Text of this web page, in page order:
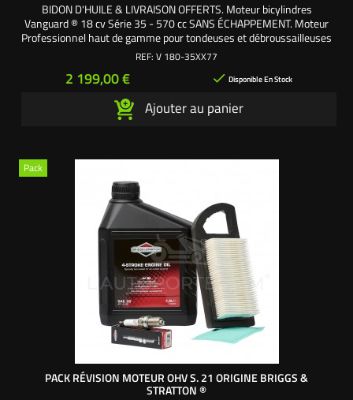
BIDON D'HUILE & LIVRAISON OFFERTS. Moteur bicylindres
Vanguard ® 18 cv Série 35 - 570 cc SANS ÉCHAPPEMENT. Moteur
Professionnel haut de gamme pour tondeuses et débroussailleuses
autoportées. Motorisation OHV (OverHead Valves) soupapes en tête.
et filtre à air. Lubrification : pompe à huile...
REF: V 180-35XX77
Prix
2 199,00 €  Disponible En Stock
Ajouter au panier
Pack
PACK RÉVISION MOTEUR OHV S. 21 ORIGINE BRIGGS &
STRATTON ®